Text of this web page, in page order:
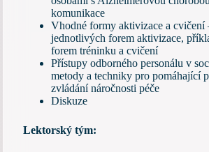
komunikace
Vhodné formy aktivizace a cvičení
jednotlivých forem aktivizace,
forem tréninku a cvičení
Přístupy odborného personálu v
metody a techniky pro pomáhající
zvládání náročnosti péče
Diskuze
Lektorský tým: